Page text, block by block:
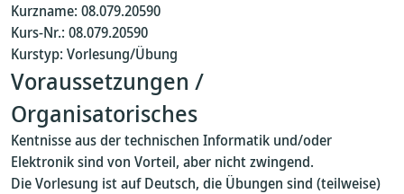
Kurzname: 08.079.20590
Kurs-Nr.: 08.079.20590
Kurstyp: Vorlesung/Übung
Voraussetzungen /
Organisatorisches
Kentnisse aus der technischen Informatik und/oder
Elektronik sind von Vorteil, aber nicht zwingend.
Die Vorlesung ist auf Deutsch, die Übungen sind (teilweise)